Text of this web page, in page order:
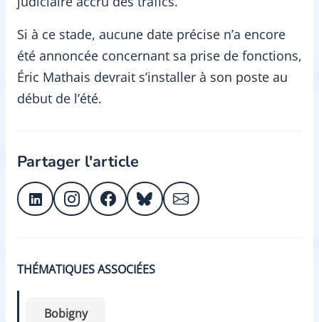
Si à ce stade, aucune date précise n’a encore
été annoncée concernant sa prise de fonctions,
Éric Mathais devrait s’installer à son poste au
début de l’été.
Partager l'article
THÉMATIQUES ASSOCIÉES
Bobigny